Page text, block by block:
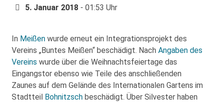
5. Januar 2018 - 01:53 Uhr
In Meißen wurde erneut ein Integrationsprojekt des
Vereins „Buntes Meißen“ beschädigt. Nach Angaben des
Vereins wurde über die Weihnachtsfeiertage das
Eingangstor ebenso wie Teile des anschließenden
Zaunes auf dem Gelände des Internationalen Gartens im
Stadtteil Bohnitzsch beschädigt. Über Silvester haben